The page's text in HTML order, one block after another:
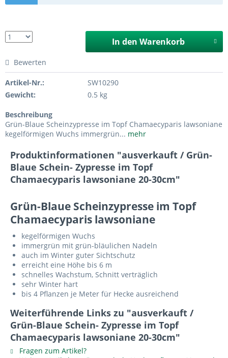
In den Warenkorb
Bewerten
Artikel-Nr.:
SW10290
Gewicht:
0.5 kg
Beschreibung
Grün-Blaue Scheinzypresse im Topf Chamaecyparis lawsoniane
kegelförmigen Wuchs immergrün... mehr
Produktinformationen "ausverkauft / Grün-
Blaue Schein- Zypresse im Topf
Chamaecyparis lawsoniane 20-30cm"
Grün-Blaue Scheinzypresse im Topf
Chamaecyparis lawsoniane
kegelförmigen Wuchs
immergrün mit grün-bläulichen Nadeln
auch im Winter guter Sichtschutz
erreicht eine Höhe bis 6 m
schnelles Wachstum, Schnitt verträglich
sehr Winter hart
bis 4 Pflanzen je Meter für Hecke ausreichend
Weiterführende Links zu "ausverkauft /
Grün-Blaue Schein- Zypresse im Topf
Chamaecyparis lawsoniane 20-30cm"
Fragen zum Artikel?